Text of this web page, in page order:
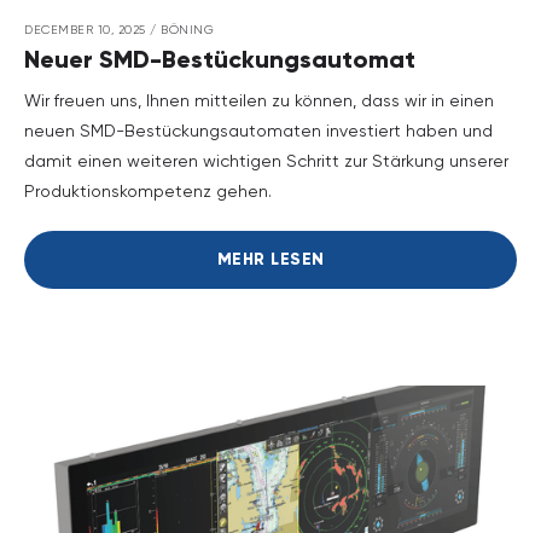
DECEMBER 10, 2025 / BÖNING
Neuer SMD-Bestückungsautomat
Wir freuen uns, Ihnen mitteilen zu können, dass wir in einen
neuen SMD-Bestückungsautomaten investiert haben und
damit einen weiteren wichtigen Schritt zur Stärkung unserer
Produktionskompetenz gehen.
MEHR LESEN